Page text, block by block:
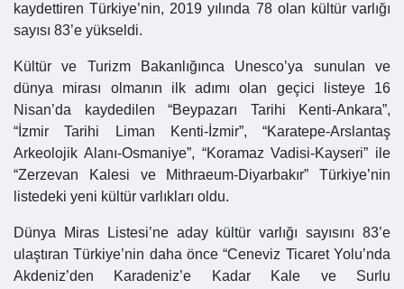
kaydettiren Türkiye’nin, 2019 yılında 78 olan kültür varlığı
sayısı 83’e yükseldi.
Kültür ve Turizm Bakanlığınca Unesco’ya sunulan ve
dünya mirası olmanın ilk adımı olan geçici listeye 16
Nisan’da kaydedilen “Beypazarı Tarihi Kenti-Ankara”,
“İzmir Tarihi Liman Kenti-İzmir”, “Karatepe-Arslantaş
Arkeolojik Alanı-Osmaniye”, “Koramaz Vadisi-Kayseri” ile
“Zerzevan Kalesi ve Mithraeum-Diyarbakır” Türkiye’nin
listedeki yeni kültür varlıkları oldu.
Dünya Miras Listesi’ne aday kültür varlığı sayısını 83’e
ulaştıran Türkiye’nin daha önce “Ceneviz Ticaret Yolu’nda
Akdeniz’den Karadeniz’e Kadar Kale ve Surlu